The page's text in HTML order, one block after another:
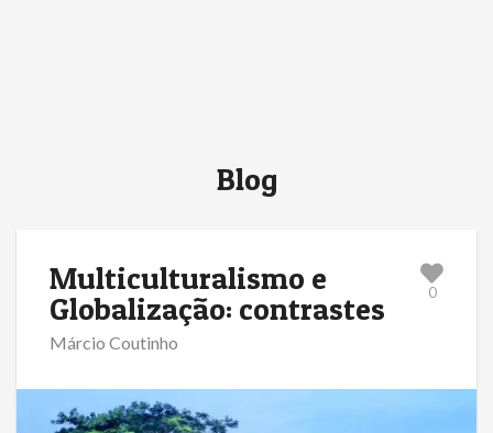
Blog
Multiculturalismo e
Globalização: contrastes
0
Márcio Coutinho